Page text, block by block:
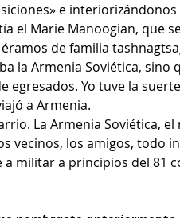
e
el Marie Manoogian, que
de familia
la Armenia Soviética, sino
egresados. Yo tuve la
a Armenia.
La Armenia Soviética,
vecinos, los amigos, todo
a militar a principios del 81